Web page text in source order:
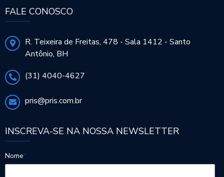
FALE CONOSCO
R. Teixeira de Freitas, 478 - Sala 1412 - Santo
Antônio, BH
(31) 4040-4627
pris@pris.com.br
INSCREVA-SE NA NOSSA NEWSLETTER
Nome*